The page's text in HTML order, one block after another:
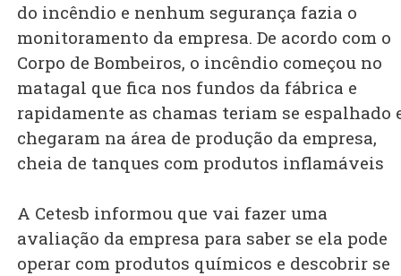
do incêndio e nenhum segurança fazia o
monitoramento da empresa. De acordo com o
Corpo de Bombeiros, o incêndio começou no
matagal que fica nos fundos da fábrica e
rapidamente as chamas teriam se espalhado
chegaram na área de produção da empresa,
cheia de tanques com produtos inflamáveis
A Cetesb informou que vai fazer uma
avaliação da empresa para saber se ela pode
operar com produtos químicos e descobrir se